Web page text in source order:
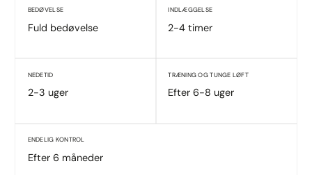
BEDØVELSE
Fuld bedøvelse
INDLÆGGELSE
2-4 timer
NEDETID
2-3 uger
TRÆNING OG TUNGE LØFT
Efter 6-8 uger
ENDELIG KONTROL
Efter 6 måneder